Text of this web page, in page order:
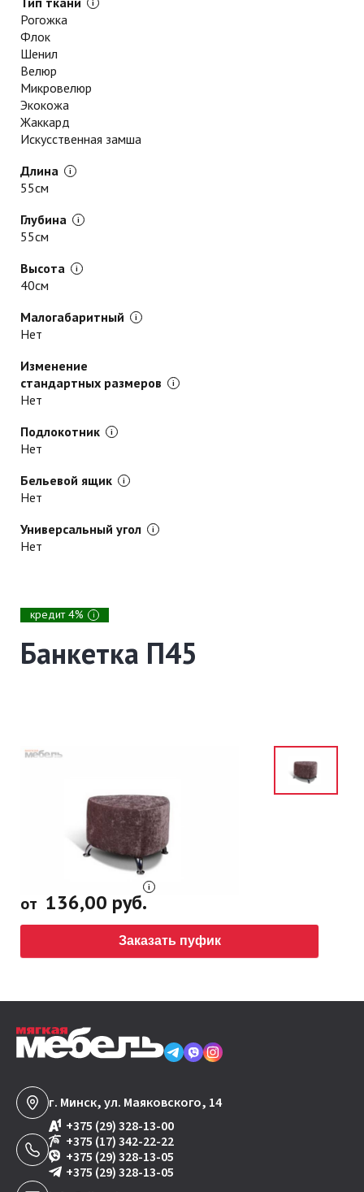
Рогожка
Флок
Шенил
Велюр
Микровелюр
Экокожа
Жаккард
Искусственная замша
Длина
55см
Глубина
55см
Высота
40см
Малогабаритный
Нет
Изменение
стандартных размеров
Нет
Подлокотник
Нет
Бельевой ящик
Нет
Универсальный угол
Нет
кредит 4% i
Банкетка П45
от 136,00 руб.
Заказать пуфик
г. Минск, ул. Маяковского, 14
+375 (29) 328-13-00
+375 (17) 342-22-22
+375 (29) 328-13-05
+375 (29) 328-13-05